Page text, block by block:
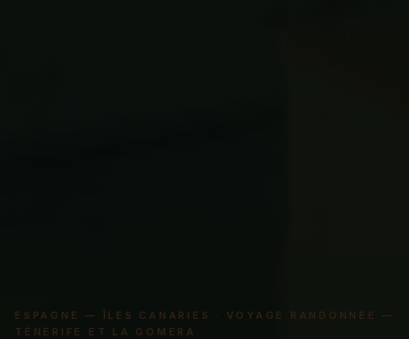
ESPAGNE — ÎLES CANARIES · VOYAGE RANDONNÉE —
TÉNÉRIFE ET LA GOMERA